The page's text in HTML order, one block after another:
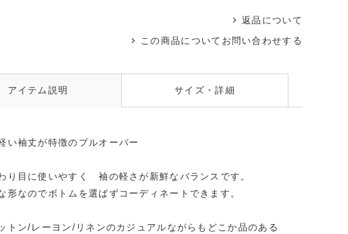
返品について
この商品についてお問い合わせする
アイテム説明 サイズ・詳細
い袖丈が特徴のプルオーバー
り目に使いやすく 袖の軽さが新鮮なバランスです。
形なのでボトムを選ばずコーディネートできます。
トン/レーヨン/リネンのカジュアルながらもどこか品のある